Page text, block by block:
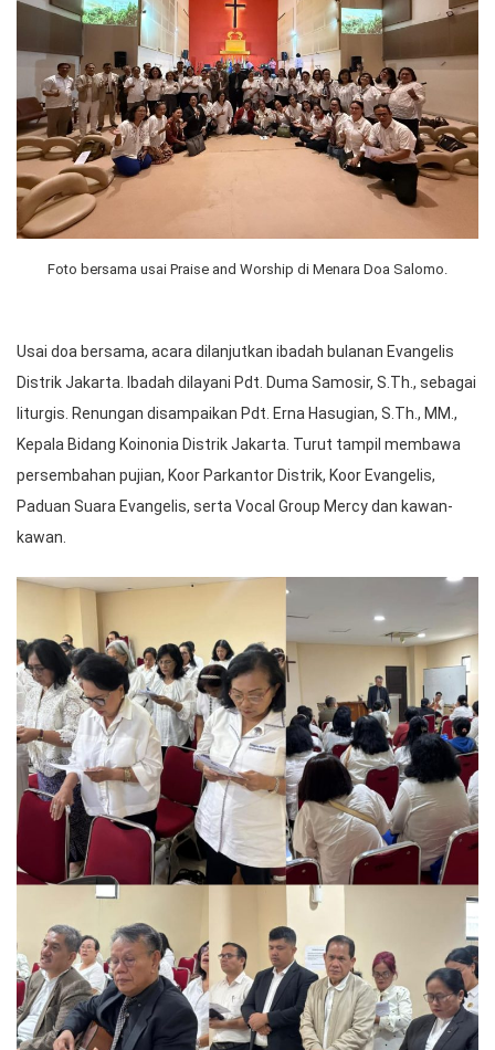
Foto bersama usai Praise and Worship di Menara Doa Salomo.
Usai doa bersama, acara dilanjutkan ibadah bulanan Evangelis
Distrik Jakarta. Ibadah dilayani Pdt. Duma Samosir, S.Th., sebagai
liturgis. Renungan disampaikan Pdt. Erna Hasugian, S.Th., MM.,
Kepala Bidang Koinonia Distrik Jakarta. Turut tampil membawa
persembahan pujian, Koor Parkantor Distrik, Koor Evangelis,
Paduan Suara Evangelis, serta Vocal Group Mercy dan kawan-
kawan.